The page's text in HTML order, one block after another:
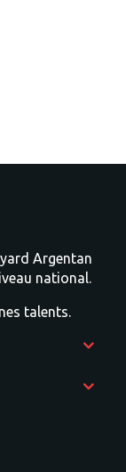
Argentan
national.
talents.